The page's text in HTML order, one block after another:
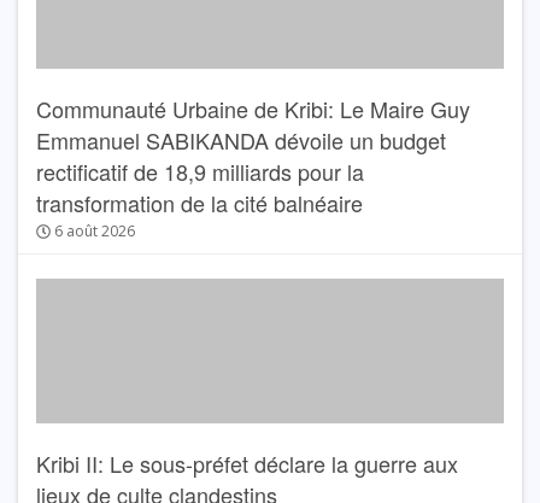
Communauté Urbaine de Kribi: Le Maire Guy
Emmanuel SABIKANDA dévoile un budget
rectificatif de 18,9 milliards pour la
transformation de la cité balnéaire
6 août 2026
Kribi II: Le sous-préfet déclare la guerre aux
lieux de culte clandestins